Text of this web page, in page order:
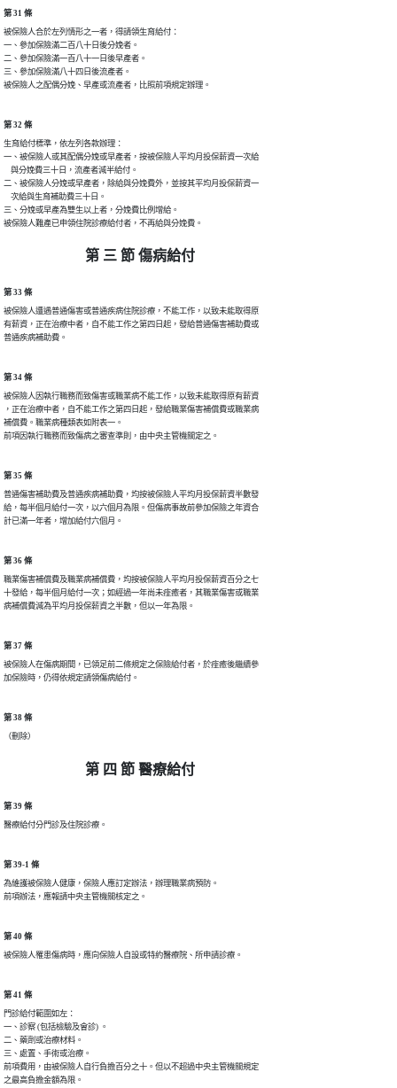
第 31 條
被保險人合於左列情形之一者，得請領生育給付：
一、參加保險滿二百八十日後分娩者。
二、參加保險滿一百八十一日後早產者。
三、參加保險滿八十四日後流產者。
被保險人之配偶分娩、早產或流產者，比照前項規定辦理。
第 32 條
生育給付標準，依左列各款辦理：
一、被保險人或其配偶分娩或早產者，按被保險人平均月投保薪資一次給
    與分娩費三十日，流產者減半給付。
二、被保險人分娩或早產者，除給與分娩費外，並按其平均月投保薪資一
    次給與生育補助費三十日。
三、分娩或早產為雙生以上者，分娩費比例增給。
被保險人難產已申領住院診療給付者，不再給與分娩費。
第 三 節 傷病給付
第 33 條
被保險人遭遇普通傷害或普通疾病住院診療，不能工作，以致未能取得原
有薪資，正在治療中者，自不能工作之第四日起，發給普通傷害補助費或
普通疾病補助費。
第 34 條
被保險人因執行職務而致傷害或職業病不能工作，以致未能取得原有薪資
，正在治療中者，自不能工作之第四日起，發給職業傷害補償費或職業病
補償費。職業病種類表如附表一。
前項因執行職務而致傷病之審查準則，由中央主管機關定之。
第 35 條
普通傷害補助費及普通疾病補助費，均按被保險人平均月投保薪資半數發
給，每半個月給付一次，以六個月為限。但傷病事故前參加保險之年資合
計已滿一年者，增加給付六個月。
第 36 條
職業傷害補償費及職業病補償費，均按被保險人平均月投保薪資百分之七
十發給，每半個月給付一次；如經過一年尚未痊癒者，其職業傷害或職業
病補償費減為平均月投保薪資之半數，但以一年為限。
第 37 條
被保險人在傷病期間，已領足前二條規定之保險給付者，於痊癒後繼續參
加保險時，仍得依規定請領傷病給付。
第 38 條
（刪除）
第 四 節 醫療給付
第 39 條
醫療給付分門診及住院診療。
第 39-1 條
為維護被保險人健康，保險人應訂定辦法，辦理職業病預防。
前項辦法，應報請中央主管機關核定之。
第 40 條
被保險人罹患傷病時，應向保險人自設或特約醫療院、所申請診療。
第 41 條
門診給付範圍如左：
一、診察 (包括檢驗及會診) 。
二、藥劑或治療材料。
三、處置、手術或治療。
前項費用，由被保險人自行負擔百分之十。但以不超過中央主管機關規定
之最高負擔金額為限。